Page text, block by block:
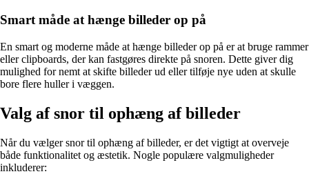
Smart måde at hænge billeder op på
En smart og moderne måde at hænge billeder op på er at bruge rammer
eller clipboards, der kan fastgøres direkte på snoren. Dette giver dig
mulighed for nemt at skifte billeder ud eller tilføje nye uden at skulle
bore flere huller i væggen.
Valg af snor til ophæng af billeder
Når du vælger snor til ophæng af billeder, er det vigtigt at overveje
både funktionalitet og æstetik. Nogle populære valgmuligheder
inkluderer: